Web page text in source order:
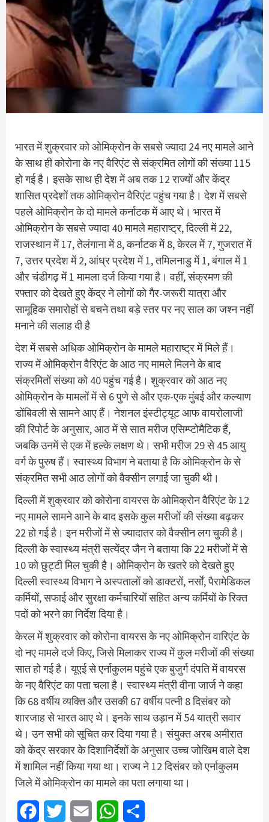
भारत में शुक्रवार को ओमिक्रोन के सबसे ज्यादा 24 नए मामले आने
के साथ ही कोरोना के नए वैरिएंट से संक्रमित लोगों की संख्या 115
हो गई है। इसके साथ ही देश में अब तक 12 राज्यों और केंद्र
शासित प्रदेशों तक ओमिक्रोन वैरिएंट पहुंच गया है। देश में सबसे
पहले ओमिक्रोन के दो मामले कर्नाटक में आए थे। भारत में
ओमिक्रोन के सबसे ज्यादा 40 मामले महाराष्ट्र, दिल्ली में 22,
राजस्थान में 17, तेलंगाना में 8, कर्नाटक में 8, केरल में 7, गुजरात में
7, उत्तर प्रदेश में 2, आंध्र प्रदेश में 1, तमिलनाडु में 1, बंगाल में 1
और चंडीगढ़ में 1 मामला दर्ज किया गया है। वहीं, संक्रमण की
रफ्तार को देखते हुए केंद्र ने लोगों को गैर-जरूरी यात्रा और
सामूहिक समारोहों से बचने तथा बड़े स्तर पर नए साल का जश्न नहीं
मनाने की सलाह दी है
देश में सबसे अधिक ओमिक्रोन के मामले महाराष्ट्र में मिले हैं।
राज्य में ओमिक्रोन वैरिएंट के आठ नए मामले मिलने के बाद
संक्रमितों संख्या को 40 पहुंच गई है। शुक्रवार को आठ नए
ओमिक्रोन के मामलों में से 6 पुणे से और एक-एक मुंबई और कल्याण
डोंबिवली से सामने आए हैं। नेशनल इंस्टीट्यूट आफ वायरोलाजी
की रिपोर्ट के अनुसार, आठ में से सात मरीज एसिम्प्टोमैटिक हैं,
जबकि उनमें से एक में हल्के लक्षण थे। सभी मरीज 29 से 45 आयु
वर्ग के पुरुष हैं। स्वास्थ्य विभाग ने बताया है कि ओमिक्रोन के से
संक्रमित सभी आठ लोगों को वैक्सीन लगाई जा चुकी थी।
दिल्ली में शुक्रवार को कोरोना वायरस के ओमिक्रोन वैरिएंट के 12
नए मामले सामने आने के बाद इसके कुल मरीजों की संख्या बढ़कर
22 हो गई है। इन मरीजों में से ज्यादातर को वैक्सीन लग चुकी है।
दिल्ली के स्वास्थ्य मंत्री सत्येंद्र जैन ने बताया कि 22 मरीजों में से
10 को छुट्टी मिल चुकी है। ओमिक्रोन के खतरे को देखते हुए
दिल्ली स्वास्थ्य विभाग ने अस्पतालों को डाक्टरों, नर्सों, पैरामेडिकल
कर्मियों, सफाई और सुरक्षा कर्मचारियों सहित अन्य कर्मियों के रिक्त
पदों को भरने का निर्देश दिया है।
केरल में शुक्रवार को कोरोना वायरस के नए ओमिक्रोन वारिएंट के
दो नए मामले दर्ज किए, जिसे मिलाकर राज्य में कुल मरीजों की संख्या
सात हो गई है। यूएई से एर्नाकुलम पहुंचे एक बुजुर्ग दंपति में वायरस
के नए वैरिएंट का पता चला है। स्वास्थ्य मंत्री वीना जार्ज ने कहा
कि 68 वर्षीय व्यक्ति और उसकी 67 वर्षीय पत्नी 8 दिसंबर को
शारजाह से भारत आए थे। इनके साथ उड़ान में 54 यात्री सवार
थे। उन सभी को सूचित कर दिया गया है। संयुक्त अरब अमीरात
को केंद्र सरकार के दिशानिर्देशों के अनुसार उच्च जोखिम वाले देश
में शामिल नहीं किया गया था। राज्य ने 12 दिसंबर को एर्नाकुलम
जिले में ओमिक्रोन का मामले का पता लगाया था।
FacebookTwitter Email WhatsApp